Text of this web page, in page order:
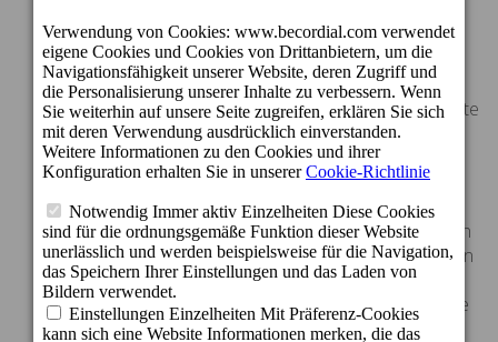
Ihrer IP-Adresse), wird direkt weitergeleitet und von
Google auf seinen Servern in den USA archiviert.
Google verwendet diese Information in unserem
Auftrag und mit dem Vorsatz, Ihre Nutzung der Website
zu verfolgen. Dabei werden Berichte der Aktivität der
Website gesammelt und andere Leistungen in
Verbindung mit der Aktivität der Website und der
Nutzung des Internets erbracht. Google kann diese
Informationen an Dritte weitergeben, aus gesetzlichen
Gründen oder wenn diese Dritten diese Informationen
im Auftrag von Google auswerten. Google assoziiert
Ihre IP-Adresse mit keinen anderen Daten, die Google
besitzt.